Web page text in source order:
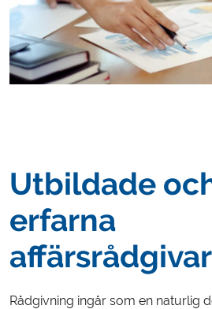
Utbildade
erfarna
Rådgivning ingår som en naturlig